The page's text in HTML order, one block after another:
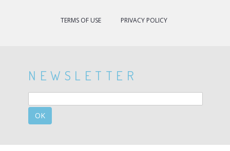
TERMS OF USE PRIVACY POLICY
NEWSLETTER
OK